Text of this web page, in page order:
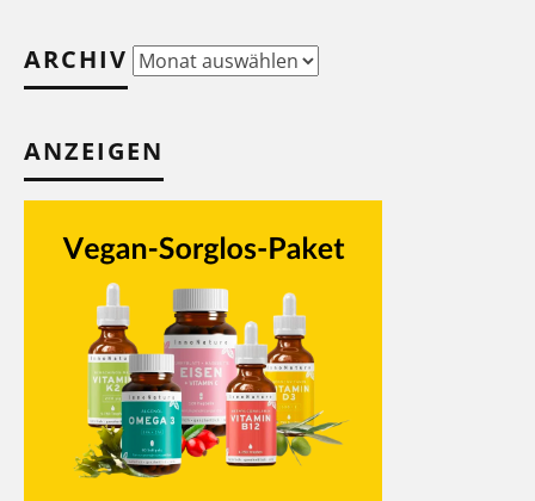
ARCHIV Archiv
ANZEIGEN